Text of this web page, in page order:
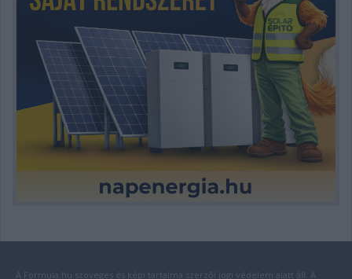
A Formula.hu szöveges és képi tartalma szerzői jogi védelem alatt áll. A